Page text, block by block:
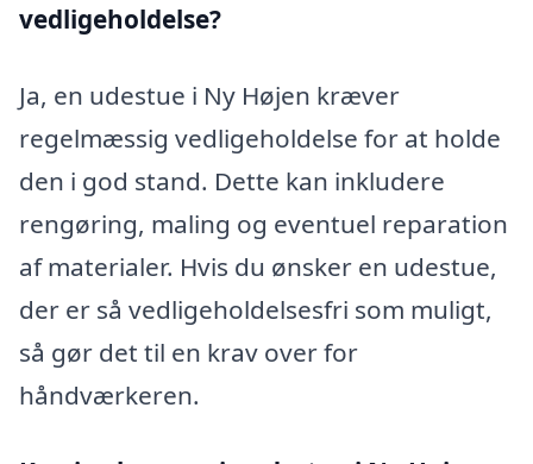
vedligeholdelse?
Ja, en udestue i Ny Højen kræver
regelmæssig vedligeholdelse for at holde
den i god stand. Dette kan inkludere
rengøring, maling og eventuel reparation
af materialer. Hvis du ønsker en udestue,
der er så vedligeholdelsesfri som muligt,
så gør det til en krav over for
håndværkeren.